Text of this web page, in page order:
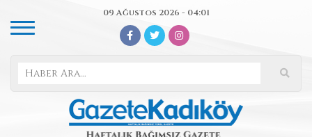
09 Ağustos 2026 - 04:01